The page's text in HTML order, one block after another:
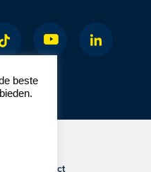
Contact
beste